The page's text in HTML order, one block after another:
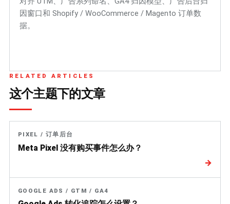
因窗口和 Shopify / WooCommerce / Magento 订单数
据。
RELATED ARTICLES
这个主题下的文章
PIXEL / 订单后台
Meta Pixel 没有购买事件怎么办？
→
GOOGLE ADS / GTM / GA4